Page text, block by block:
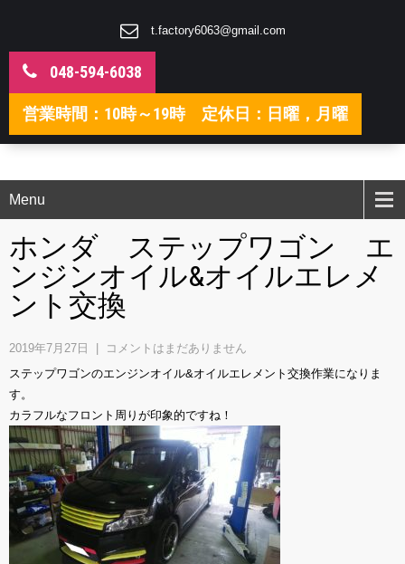
t.factory6063@gmail.com
048-594-6038
営業時間：10時～19時 定休日：日曜，月曜
Menu
ホンダ ステップワゴン エ
ンジンオイル&オイルエレメ
ント交換
2019年7月27日
コメントはまだありません
ステップワゴンのエンジンオイル&オイルエレメント交換作業になりま
す。
カラフルなフロント周りが印象的ですね！